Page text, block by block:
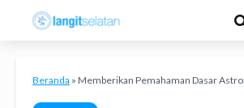
Beranda » Memberikan Pemahaman Dasar